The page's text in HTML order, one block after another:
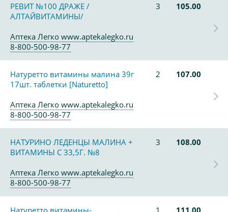
РЕВИТ №100 ДРАЖЕ /
АЛТАЙВИТАМИНЫ/
3 105.00
Аптека Легко www.aptekalegko.ru
8-800-500-98-77
Натуретто витамины малина 39г
17шт. таблетки [Naturetto]
2 107.00
Аптека Легко www.aptekalegko.ru
8-800-500-98-77
НАТУРИНО ЛЕДЕНЦЫ МАЛИНА +
ВИТАМИНЫ С 33,5Г. №8
3 108.00
Аптека Легко www.aptekalegko.ru
8-800-500-98-77
Натуретто витамины-
1 111.00